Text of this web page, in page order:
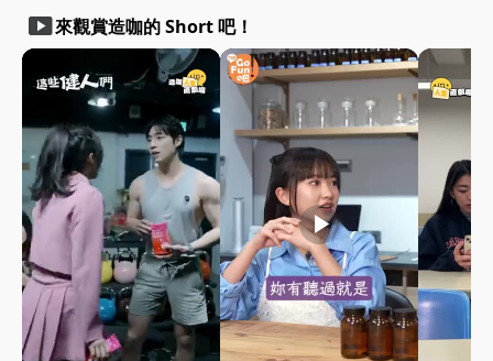
smart_display來觀賞造咖的 Short 吧！
play_arrow play_arrow